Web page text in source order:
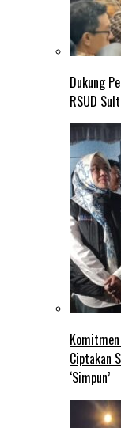
Dukung
RSUD
Ciptakan
‘Simpun’